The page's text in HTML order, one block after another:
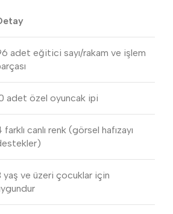
adet eğitici sayı/rakam ve işlem
adet özel oyuncak ipi
farklı canlı renk (görsel hafızayı
yaş ve üzeri çocuklar için